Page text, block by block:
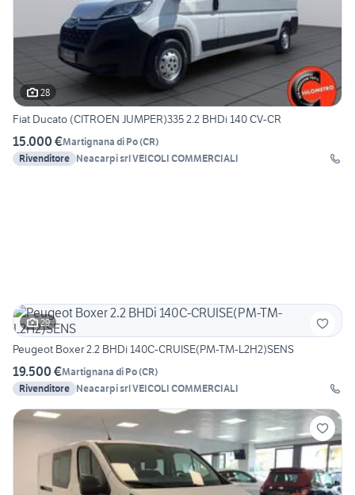
28
Fiat Ducato (CITROEN JUMPER)335 2.2 BHDi 140 CV-CR
15.000 €Martignana di Po(CR)
Rivenditore Neacarpi srl VEICOLI COMMERCIALI
29
Peugeot Boxer 2.2 BHDi 140C-CRUISE(PM-TM-L2H2)SENS
19.500 €Martignana di Po(CR)
Rivenditore Neacarpi srl VEICOLI COMMERCIALI